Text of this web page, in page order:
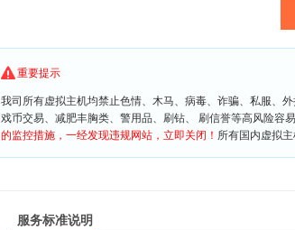
重要提示
我司所有虚拟主机均禁止色情、木马、病毒、诈骗、私服、
戏币交易、减肥丰胸类、警用品、刷钻、 刷信誉等高风险容
的监控措施，一经发现违规网站，立即关闭！ 所有国内虚拟
服务标准说明